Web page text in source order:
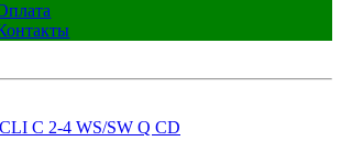
C 2-4 WS/SW Q CD